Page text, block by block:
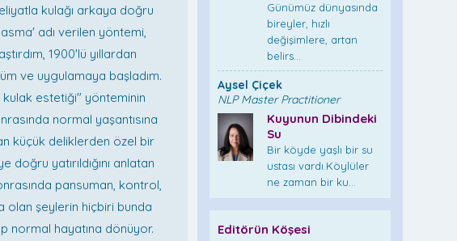
kulağı arkaya doğru
adı verilen yöntemi,
1900'lü yıllardan
ve uygulamaya başladım.
kulak estetiği" yönteminin
normal yaşantısına
küçük deliklerden özel bir
doğru yatırıldığını anlatan
pansuman, kontrol,
olan şeylerin hiçbiri bunda
normal hayatına dönüyor.
Günümüz dünyasında
bireyler, hızlı
değişimlere, artan
belirs...
Aysel Çiçek
NLP Master Practitioner
Kuyunun Dibindeki
Su
Bir köyde yaşlı bir su
ustası vardı.Köylüler
ne zaman bir ku...
Editörün Köşesi